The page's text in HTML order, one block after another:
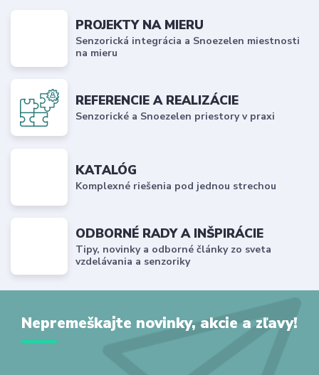
PROJEKTY NA MIERU
Senzorická integrácia a Snoezelen miestnosti
na mieru
REFERENCIE A REALIZÁCIE
Senzorické a Snoezelen priestory v praxi
KATALÓG
Komplexné riešenia pod jednou strechou
ODBORNÉ RADY A INŠPIRÁCIE
Tipy, novinky a odborné články zo sveta
vzdelávania a senzoriky
Nepremeškajte novinky, akcie a zľavy!